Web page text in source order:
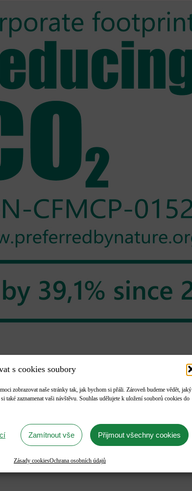
s cookies soubory
zobrazovat naše stránky tak, jak bychom si přáli. Zároveň budeme vědět, jaký
také zaznamenat vaši návštěvu. Souhlas udělujete k uložení souborů cookies do
Přijmout všechny cookies
Zamítnout vše
Zásady cookiesOchrana osobních údajů